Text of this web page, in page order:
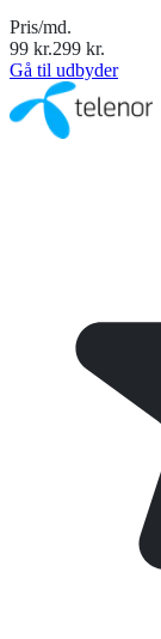
Pris/md.
99 kr.299 kr.
Gå til udbyder